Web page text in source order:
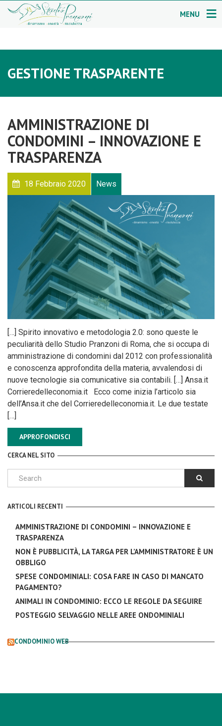
MENU
GESTIONE TRASPARENTE
AMMINISTRAZIONE DI
CONDOMINI – INNOVAZIONE E
TRASPARENZA
18 Febbraio 2020 News
[…] Spirito innovativo e metodologia 2.0: sono queste le
peculiarità dello Studio Pranzoni di Roma, che si occupa di
amministrazione di condomini dal 2012 con professionalità
e conoscenza approfondita della materia, avvalendosi di
nuove tecnologie sia comunicative sia contabili. […] Ansa.it
Corrieredelleconomia.it Ecco come inizia l’articolo sia
dell’Ansa.it che del Corrieredelleconomia.it. Le due testate
[…]
APPROFONDISCI
CERCA NEL SITO
ARTICOLI RECENTI
AMMINISTRAZIONE DI CONDOMINI – INNOVAZIONE E
TRASPARENZA
NON È PUBBLICITÀ, LA TARGA PER L’AMMINISTRATORE È UN
OBBLIGO
SPESE CONDOMINIALI: COSA FARE IN CASO DI MANCATO
PAGAMENTO?
ANIMALI IN CONDOMINIO: ECCO LE REGOLE DA SEGUIRE
POSTEGGIO SELVAGGIO NELLE AREE ONDOMINIALI
CONDOMINIO WEB